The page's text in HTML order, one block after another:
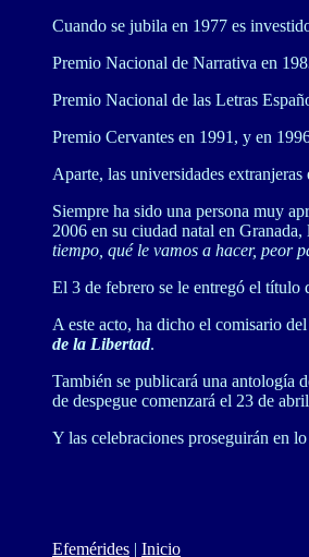
Cuando se jubila en 1977 es
Premio Nacional de Narrativa en
Premio Nacional de las Letras
Premio Cervantes en 1991, y en
Aparte, las universidades
Siempre ha sido una persona muy
2006 en su ciudad natal en
tiempo, qué le vamos a hacer, peor
El 3 de febrero se le entregó el título
A este acto, ha dicho el comisario
de la Libertad.
También se publicará una antología
de despegue comenzará el 23 de
Y las celebraciones proseguirán en
Efemérides | Inicio